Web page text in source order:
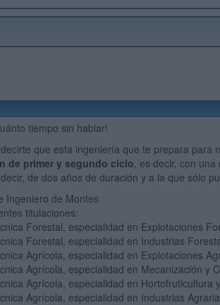
tiempo sin hablar!
que esta ingeniería que te prepara
de primer y segundo ciclo, es decir, con
de dos años de duración y a la que sólo
Ingeniero de Montes
titulaciones:
Forestal, especialidad en Explotaciones
Forestal, especialidad en Industrias
Agrícola, especialidad en Explotaciones
Agrícola, especialidad en Mecanización y
Agrícola, especialidad en Hortofruticultura
Agrícola, especialidad en Industrias